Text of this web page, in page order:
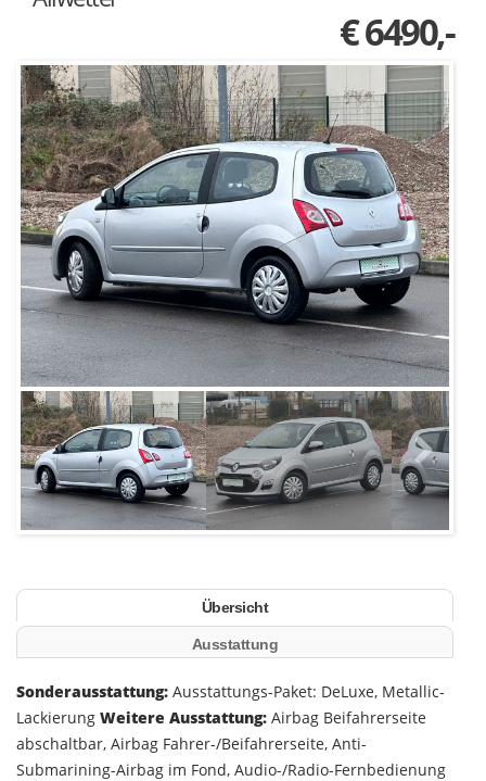
€ 6490,-
Next
Übersicht
Ausstattung
Sonderausstattung: Ausstattungs-Paket: DeLuxe, Metallic-
Lackierung Weitere Ausstattung: Airbag Beifahrerseite
abschaltbar, Airbag Fahrer-/Beifahrerseite, Anti-
Submarining-Airbag im Fond, Audio-/Radio-Fernbedienung